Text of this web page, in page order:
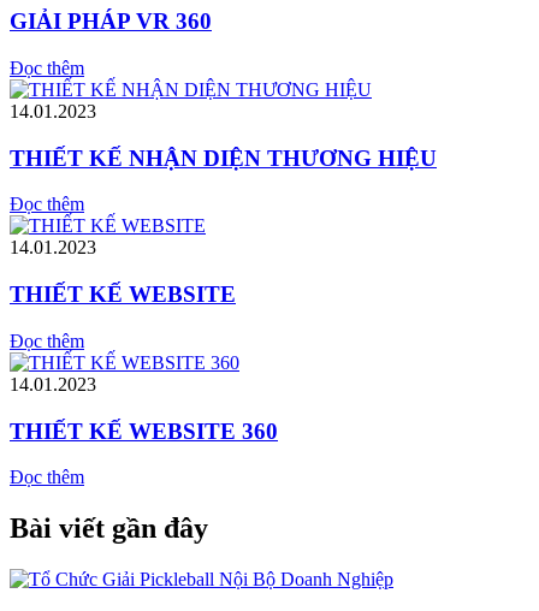
GIẢI PHÁP VR 360
Đọc thêm
14.01.2023
THIẾT KẾ NHẬN DIỆN THƯƠNG HIỆU
Đọc thêm
14.01.2023
THIẾT KẾ WEBSITE
Đọc thêm
14.01.2023
THIẾT KẾ WEBSITE 360
Đọc thêm
Bài viết gần đây